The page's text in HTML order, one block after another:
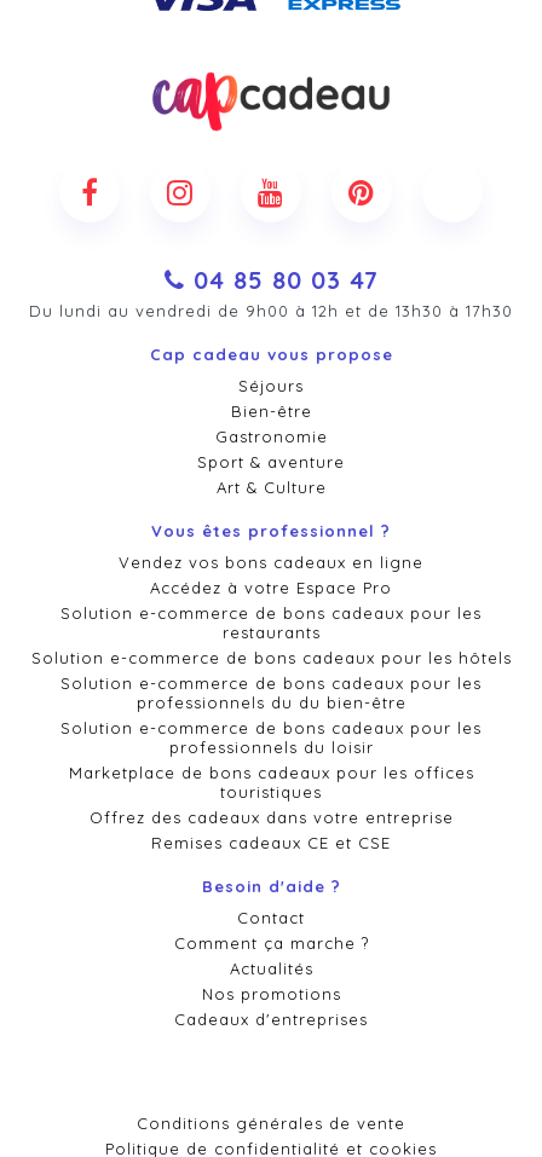
04 85 80 03 47
Du lundi au vendredi de 9h00 à 12h et de 13h30 à 17h30
Cap cadeau vous propose
Séjours
Bien-être
Gastronomie
Sport & aventure
Art & Culture
Vous êtes professionnel ?
Vendez vos bons cadeaux en ligne
Accédez à votre Espace Pro
Solution e-commerce de bons cadeaux pour les
restaurants
Solution e-commerce de bons cadeaux pour les hôtels
Solution e-commerce de bons cadeaux pour les
professionnels du du bien-être
Solution e-commerce de bons cadeaux pour les
professionnels du loisir
Marketplace de bons cadeaux pour les offices
touristiques
Offrez des cadeaux dans votre entreprise
Remises cadeaux CE et CSE
Besoin d'aide ?
Contact
Comment ça marche ?
Actualités
Nos promotions
Cadeaux d'entreprises
Conditions générales de vente
Politique de confidentialité et cookies